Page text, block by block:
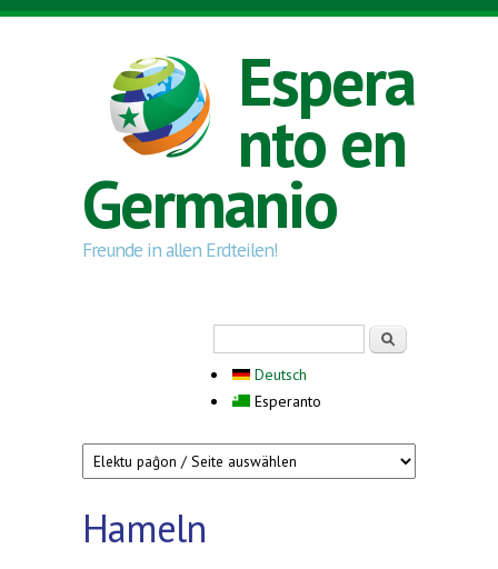
Skip to main content
Espera
nto en
Germanio
Freunde in allen Erdteilen!
Deutsch
Esperanto
Hameln